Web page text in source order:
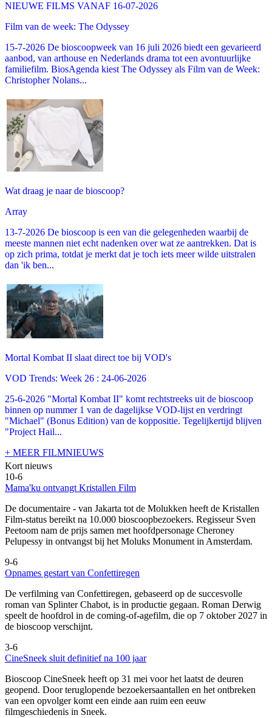
NIEUWE FILMS VANAF 16-07-2026
Film van de week: The Odyssey
15-7-2026 De bioscoopweek van 16 juli 2026 biedt een gevarieerd
aanbod, van arthouse en Nederlands drama tot een avontuurlijke
familiefilm. BiosAgenda kiest The Odyssey als Film van de Week:
Christopher Nolans...
Wat draag je naar de bioscoop?
Array
13-7-2026 De bioscoop is een van die gelegenheden waarbij de
meeste mannen niet echt nadenken over wat ze aantrekken. Dat is
op zich prima, totdat je merkt dat je toch iets meer wilde uitstralen
dan 'ik ben...
Mortal Kombat II slaat direct toe bij VOD's
VOD Trends: Week 26 : 24-06-2026
25-6-2026 "Mortal Kombat II" komt rechtstreeks uit de bioscoop
binnen op nummer 1 van de dagelijkse VOD-lijst en verdringt
"Michael" (Bonus Edition) van de koppositie. Tegelijkertijd blijven
"Project Hail...
+ MEER FILMNIEUWS
Kort nieuws
10-6
Mama'ku ontvangt Kristallen Film
De documentaire - van Jakarta tot de Molukken heeft de Kristallen
Film-status bereikt na 10.000 bioscoopbezoekers. Regisseur Sven
Peetoom nam de prijs samen met hoofdpersonage Cheroney
Pelupessy in ontvangst bij het Moluks Monument in Amsterdam.
9-6
Opnames gestart van Confettiregen
De verfilming van Confettiregen, gebaseerd op de succesvolle
roman van Splinter Chabot, is in productie gegaan. Roman Derwig
speelt de hoofdrol in de coming-of-agefilm, die op 7 oktober 2027 in
de bioscoop verschijnt.
3-6
CineSneek sluit definitief na 100 jaar
Bioscoop CineSneek heeft op 31 mei voor het laatst de deuren
geopend. Door teruglopende bezoekersaantallen en het ontbreken
van een opvolger komt een einde aan ruim een eeuw
filmgeschiedenis in Sneek.